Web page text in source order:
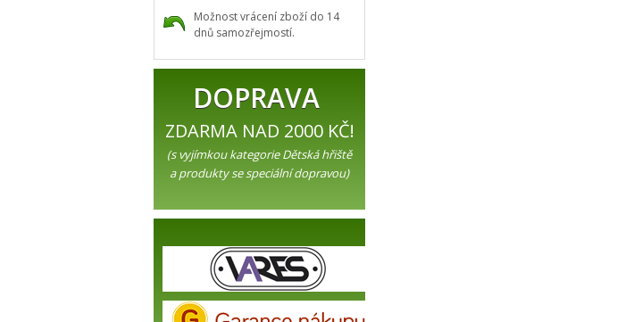
Možnost vrácení zboží do 14
dnů samozřejmostí.
DOPRAVA
ZDARMA NAD 2000 KČ!
(s vyjímkou kategorie Dětská hřiště
a produkty se speciální dopravou)